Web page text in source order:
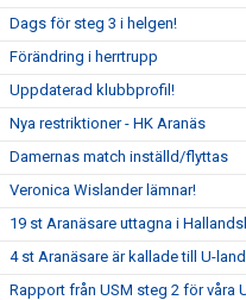
Dags för steg 3 i helgen!
Förändring i herrtrupp
Uppdaterad klubbprofil!
Nya restriktioner - HK Aranäs
Damernas match inställd/flyttas
Veronica Wislander lämnar!
19 st Aranäsare uttagna i
4 st Aranäsare är kallade till U-
Rapport från USM steg 2 för våra